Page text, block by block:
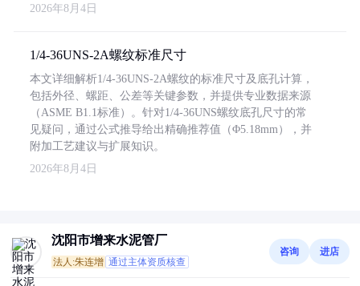
2026年8月4日
1/4-36UNS-2A螺纹标准尺寸
本文详细解析1/4-36UNS-2A螺纹的标准尺寸及底孔计算，
包括外径、螺距、公差等关键参数，并提供专业数据来源
（ASME B1.1标准）。针对1/4-36UNS螺纹底孔尺寸的常
见疑问，通过公式推导给出精确推荐值（Φ5.18mm），并
附加工艺建议与扩展知识。
2026年8月4日
沈阳市增来水泥管厂
法人:朱连增 通过主体资质核查
咨询 进店